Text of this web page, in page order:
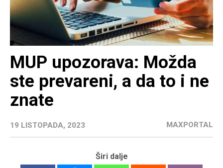
MUP upozorava: Možda
ste prevareni, a da to i ne
znate
19 LISTOPADA, 2023 MAXPORTAL
Širi dalje